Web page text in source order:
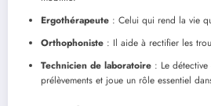
Ergothérapeute : Celui qui rend la vie
Orthophoniste : Il aide à rectifier les
Technicien de laboratoire : Le
prélèvements et joue un rôle essentiel